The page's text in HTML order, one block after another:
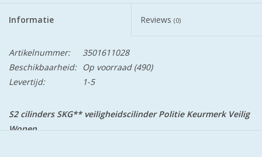
Informatie Reviews (0)
Artikelnummer:
3501611028
Beschikbaarheid:
Op voorraad(490)
Levertijd:
1-5
S2 cilinders SKG** veiligheidscilinder Politie Keurmerk Veilig
Wonen.